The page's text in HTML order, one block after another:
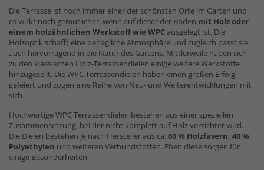
Die Terrasse ist noch immer einer der schönsten Orte im Garten und
es wirkt noch gemütlicher, wenn auf dieser der Boden mit Holz oder
einem holzähnlichen Werkstoff wie WPCausgelegt ist. Die
Holzoptik schafft eine behagliche Atmosphäre und zugleich passt sie
auch hervorragend in die Natur des Gartens. Mittlerweile haben sich
zu den klassischen Holz-Terrassendielen einige weitere Werkstoffe
hinzugesellt. Die WPC Terrassendielen haben einen großen Erfolg
gefeiert und zogen eine Reihe von Neu- und Weiterentwicklungen mit
sich.
Hochwertige WPC Terrassendielen bestehen aus einer speziellen
Zusammensetzung, bei der nicht komplett auf Holz verzichtet wird.
Die Dielen bestehen je nach Hersteller aus ca. 60 % Holzfasern, 40 %
Polyethylen und weiteren Verbundstoffen. Eben diese sorgen für
einige Besonderheiten.